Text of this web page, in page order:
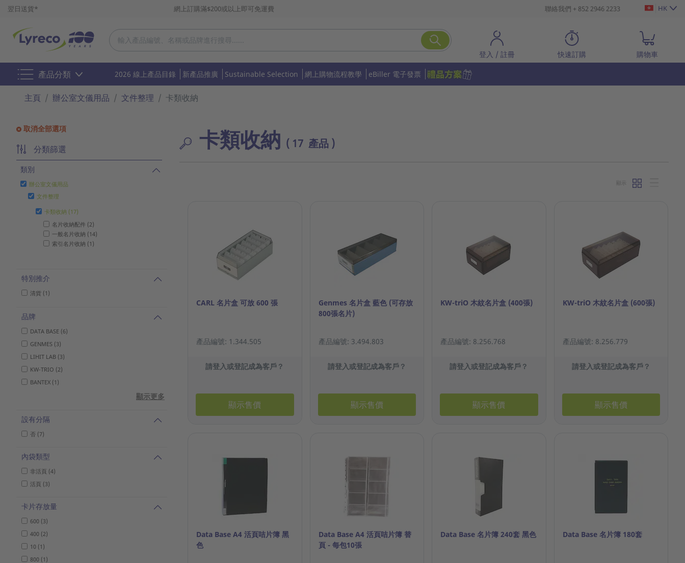
翌日送貨* 網上訂購滿$200或以上即可免運費 聯絡我們 + 852 2946 2233 HK
登入 / 註冊 快速訂購 購物車
產品分類 2026 線上產品目錄 新產品推廣 Sustainable Selection 網上購物流程教學 eBiller 電子發票
主頁 辦公室文儀用品 文件整理 卡類收納
取消全部選項
分類篩選
類別
辦公室文儀用品
文件整理
卡類收納 (17)
名片收納配件 (2)
一般名片收納 (14)
索引名片收納 (1)
特別推介
清貨 (1)
品牌
DATA BASE (6)
GENMES (3)
LIHIT LAB (3)
KW-TRIO (2)
BANTEX (1)
顯示更多
設有分隔
否 (7)
內袋類型
非活頁 (4)
活頁 (3)
卡片存放量
600 (3)
400 (2)
10 (1)
800 (1)
卡類收納 ( 17 產品 )
顯示
CARL 名片盒 可放 600 張
產品編號: 1.344.505
請登入或登記成為客戶？
顯示售價
Genmes 名片盒 藍色 (可存放
800張名片)
產品編號: 3.494.803
請登入或登記成為客戶？
顯示售價
KW-triO 木紋名片盒 (400張)
產品編號: 8.256.768
請登入或登記成為客戶？
顯示售價
KW-triO 木紋名片盒 (600張)
產品編號: 8.256.779
請登入或登記成為客戶？
顯示售價
Data Base A4 活頁咭片簿 黑
色
Data Base A4 活頁咭片簿 替
頁 - 每包10張
Data Base 名片簿 240套 黑色 Data Base 名片簿 180套